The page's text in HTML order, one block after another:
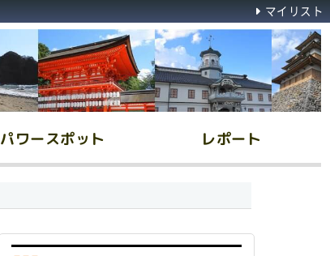
パワースポット レポート
マイリスト